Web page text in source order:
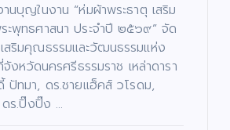
านบุญในงาน “ห่มผ้าพระธาตุ เสริม
ะพุทธศาสนา ประจำปี ๒๕๖๙” จัด
สริมคุณธรรมและวัฒนธรรมแห่ง
งหวัดนครศรีธรรมราช เหล่าดารา
ทมา, ดร.ชายแฮ็คส์ วโรดม,
ร.ปิ๊งปิ๊ง …